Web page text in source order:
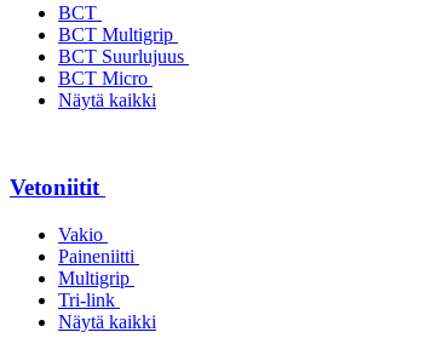
BCT
BCT Multigrip
BCT Suurlujuus
BCT Micro
Näytä kaikki
Vetoniitit
Vakio
Paineniitti
Multigrip
Tri-link
Näytä kaikki